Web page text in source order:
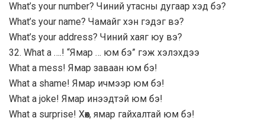
What’s your number? Чиний утасны дугаар хэд бэ?
What’s your name? Чамайг хэн гэдэг вэ?
What’s your address? Чиний хаяг юу вэ?
32. What a ….! “Ямар … юм бэ” гэж хэлэхдээ
What a mess! Ямар заваан юм бэ!
What a shame! Ямар ичмээр юм бэ!
What a joke! Ямар инээдтэй юм бэ!
What a surprise! Хөөх, ямар гайхалтай юм бэ!